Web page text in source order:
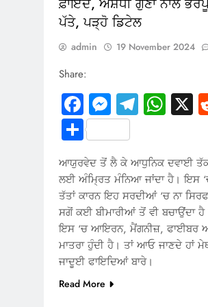
ਪੱਤੇ, ਪੜ੍ਹੋ ਡਿਟੇਲ
admin 19 November 2024
Share:
Facebook X
Share
ਆਯੁਰਵੇਦ ਤੋਂ ਲੈ ਕੇ ਆਧੁਨਿਕ ਦਵਾਈ
ਲਈ ਅੰਮ੍ਰਿਤ ਮੰਨਿਆ ਜਾਂਦਾ ਹੈ। ਇਸ
ਤੱਤਾਂ ਕਾਰਨ ਇਹ ਸਰਦੀਆਂ ‘ਚ ਨਾ
ਸਗੋਂ ਕਈ ਬੀਮਾਰੀਆਂ ਤੋਂ ਵੀ ਬਚਾਉਂਦਾ
ਇਸ ‘ਚ ਆਇਰਨ, ਮੈਂਗਨੀਜ਼, ਫਾਈਬਰ
ਮਾਤਰਾ ਹੁੰਦੀ ਹੈ। ਤਾਂ ਆਓ ਜਾਣਦੇ ਹਾਂ
ਜਾਦੂਈ ਫਾਇਦਿਆਂ ਬਾਰੇ।
Read More